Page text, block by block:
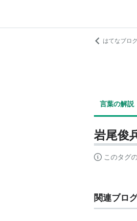
はてなブロ
言葉の解説
岩尾俊
このタグ
関連ブロ